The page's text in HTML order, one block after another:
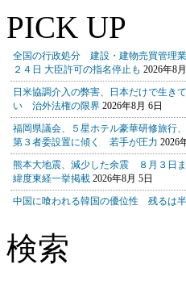
PICK UP
検索